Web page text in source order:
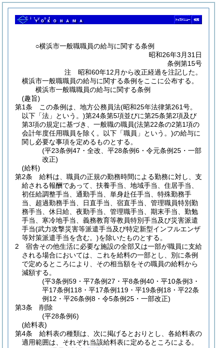
○横浜市一般職職員の給与に関する条例
昭和26年3月31日
条例第15号
注 昭和60年12月から改正経過を注記した。
横浜市一般職職員の給与に関する条例をここに公布する。
横浜市一般職職員の給与に関する条例
(趣旨)
第1条
この条例は、地方公務員法(昭和25年法律第261号。
以下「法」という。)第24条第5項並びに第25条第2項及び
第3項の規定に基づき、一般職の職員(法第22条の2第1項の
会計年度任用職員を除く。以下「職員」という。)の給与に
関し必要な事項を定めるものとする。
(平23条例47・全改、平28条例6・令元条例25・一部
改正)
(給料)
第2条
給料は、職員の正規の勤務時間による勤務に対し、支
給される報酬であって、扶養手当、地域手当、住居手当、
初任給調整手当、通勤手当、単身赴任手当、特殊勤務手
当、超過勤務手当、日直手当、宿直手当、管理職員特別勤
務手当、休日給、夜勤手当、管理職手当、期末手当、勤勉
手当、寒冷地手当、義務教育等教員特別手当及び災害派遣
手当(武力攻撃災害等派遣手当及び特定新型インフルエンザ
等対策派遣手当を含む。)を除いたものとする。
2
宿舎その他生活に必要な施設の全部又は一部が職員に支給
される場合においては、これを給料の一部とし、別に条例
で定めるところにより、その相当額をその職員の給料から
減額する。
(平3条例59・平7条例27・平8条例40・平10条例3・
平17条例118・平17条例119・平19条例18・平22条
例12・平26条例8・令5条例25・一部改正)
第3条
削除
(平28条例6)
(給料表)
第4条
給料表の種類は、次に掲げるとおりとし、各給料表の
適用範囲は、それぞれ当該給料表に定めるところによる。